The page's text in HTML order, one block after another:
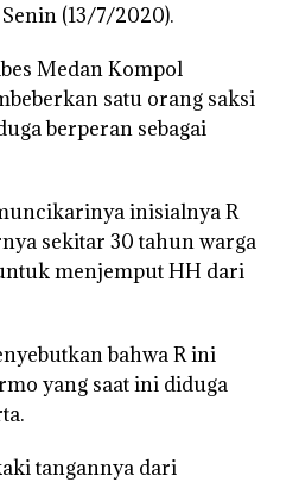
(13/7/2020).
Medan Kompol
satu orang saksi
berperan sebagai
inisialnya R
sekitar 30 tahun warga
menjemput HH dari
bahwa R ini
yang saat ini diduga
tangannya dari